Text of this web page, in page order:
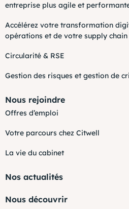
entreprise plus agile et
Accélérez votre transformation
opérations et de votre supply chain
Circularité & RSE
Gestion des risques et gestion de
Nous rejoindre
Offres d’emploi
Votre parcours chez Citwell
La vie du cabinet
Nos actualités
Nous découvrir